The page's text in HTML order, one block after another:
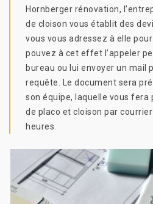
Hornberger rénovation,
de cloison vous établit des
vous vous adressez à elle
pouvez à cet effet l’appeler
bureau ou lui envoyer un mail
requête. Le document sera
son équipe, laquelle vous fera
de placo et cloison par
heures.